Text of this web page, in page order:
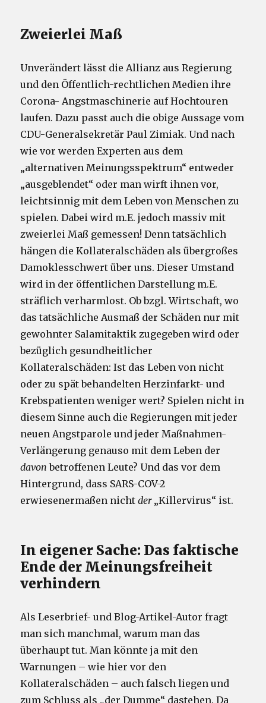
Zweierlei Maß
Unverändert lässt die Allianz aus Regierung
und den Öffentlich-rechtlichen Medien ihre
Corona- Angstmaschinerie auf Hochtouren
laufen. Dazu passt auch die obige Aussage vom
CDU-Generalsekretär Paul Zimiak. Und nach
wie vor werden Experten aus dem
„alternativen Meinungsspektrum“ entweder
„ausgeblendet“ oder man wirft ihnen vor,
leichtsinnig mit dem Leben von Menschen zu
spielen. Dabei wird m.E. jedoch massiv mit
zweierlei Maß gemessen! Denn tatsächlich
hängen die Kollateralschäden als übergroßes
Damoklesschwert über uns. Dieser Umstand
wird in der öffentlichen Darstellung m.E.
sträflich verharmlost. Ob bzgl. Wirtschaft, wo
das tatsächliche Ausmaß der Schäden nur mit
gewohnter Salamitaktik zugegeben wird oder
bezüglich gesundheitlicher
Kollateralschäden: Ist das Leben von nicht
oder zu spät behandelten Herzinfarkt- und
Krebspatienten weniger wert? Spielen nicht in
diesem Sinne auch die Regierungen mit jeder
neuen Angstparole und jeder Maßnahmen-
Verlängerung genauso mit dem Leben der
davon betroffenen Leute? Und das vor dem
Hintergrund, dass SARS-COV-2
erwiesenermaßen nichtder„Killervirus“ ist.
In eigener Sache: Das faktische
Ende der Meinungsfreiheit
verhindern
Als Leserbrief- und Blog-Artikel-Autor fragt
man sich manchmal, warum man das
überhaupt tut. Man könnte ja mit den
Warnungen – wie hier vor den
Kollateralschäden – auch falsch liegen und
zum Schluss als „der Dumme“ dastehen. Da